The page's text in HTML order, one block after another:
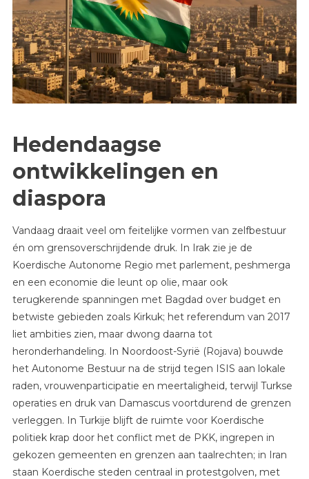
Hedendaagse
ontwikkelingen en
diaspora
Vandaag draait veel om feitelijke vormen van zelfbestuur
én om grensoverschrijdende druk. In Irak zie je de
Koerdische Autonome Regio met parlement, peshmerga
en een economie die leunt op olie, maar ook
terugkerende spanningen met Bagdad over budget en
betwiste gebieden zoals Kirkuk; het referendum van 2017
liet ambities zien, maar dwong daarna tot
heronderhandeling. In Noordoost-Syrië (Rojava) bouwde
het Autonome Bestuur na de strijd tegen ISIS aan lokale
raden, vrouwenparticipatie en meertaligheid, terwijl Turkse
operaties en druk van Damascus voortdurend de grenzen
verleggen. In Turkije blijft de ruimte voor Koerdische
politiek krap door het conflict met de PKK, ingrepen in
gekozen gemeenten en grenzen aan taalrechten; in Iran
staan Koerdische steden centraal in protestgolven, met